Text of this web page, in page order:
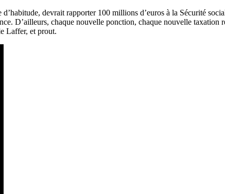
devrait rapporter 100 millions d’euros à la Sécurité
D’ailleurs, chaque nouvelle ponction, chaque nouvelle taxation
Laffer, et prout.